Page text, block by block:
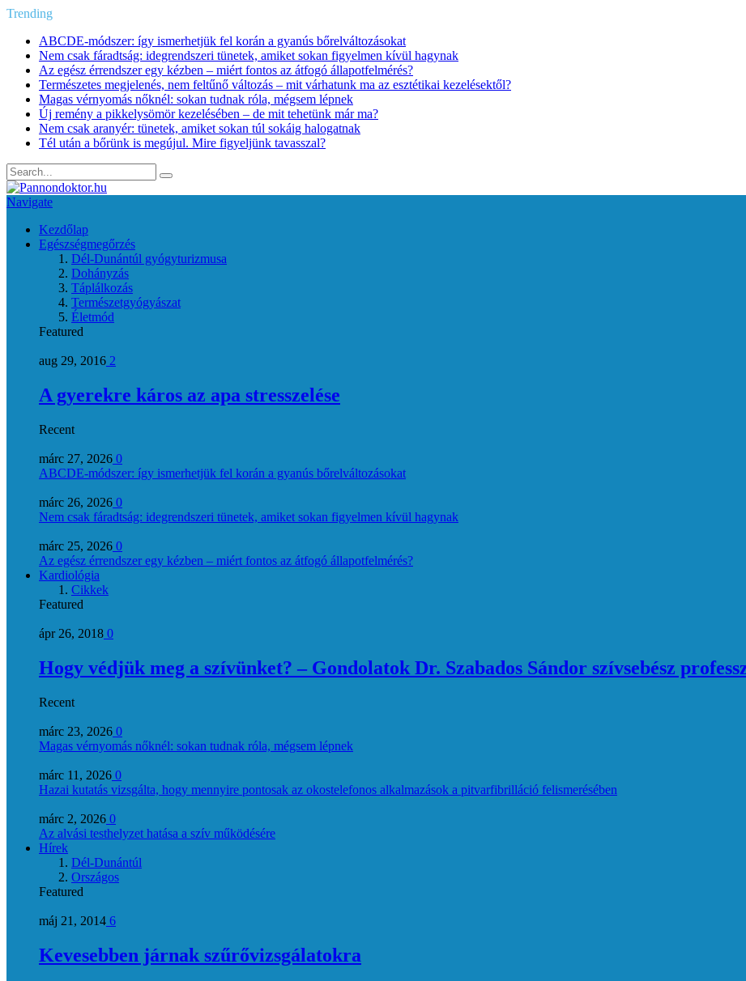
Trending
ABCDE‑módszer: így ismerhetjük fel korán a gyanús bőrelváltozásokat
Nem csak fáradtság: idegrendszeri tünetek, amiket sokan figyelmen kívül hagynak
Az egész érrendszer egy kézben – miért fontos az átfogó állapotfelmérés?
Természetes megjelenés, nem feltűnő változás – mit várhatunk ma az esztétikai kezelésektől?
Magas vérnyomás nőknél: sokan tudnak róla, mégsem lépnek
Új remény a pikkelysömör kezelésében – de mit tehetünk már ma?
Nem csak aranyér: tünetek, amiket sokan túl sokáig halogatnak
Tél után a bőrünk is megújul. Mire figyeljünk tavasszal?
Navigate
Kezdőlap
Egészségmegőrzés
Dél-Dunántúl gyógyturizmusa
Dohányzás
Táplálkozás
Természetgyógyászat
Életmód
Featured
aug 29, 2016 2
A gyerekre káros az apa stresszelése
Recent
márc 27, 2026 0
ABCDE‑módszer: így ismerhetjük fel korán a gyanús bőrelváltozásokat
márc 26, 2026 0
Nem csak fáradtság: idegrendszeri tünetek, amiket sokan figyelmen kívül hagynak
márc 25, 2026 0
Az egész érrendszer egy kézben – miért fontos az átfogó állapotfelmérés?
Kardiológia
Cikkek
Featured
ápr 26, 2018 0
Hogy védjük meg a szívünket? – Gondolatok Dr. Szabados Sándor szívsebész
Recent
márc 23, 2026 0
Magas vérnyomás nőknél: sokan tudnak róla, mégsem lépnek
márc 11, 2026 0
Hazai kutatás vizsgálta, hogy mennyire pontosak az okostelefonos alkalmazások a pitvarfibrilláció felismerésében
márc 2, 2026 0
Az alvási testhelyzet hatása a szív működésére
Hírek
Dél-Dunántúl
Országos
Featured
máj 21, 2014 6
Kevesebben járnak szűrővizsgálatokra